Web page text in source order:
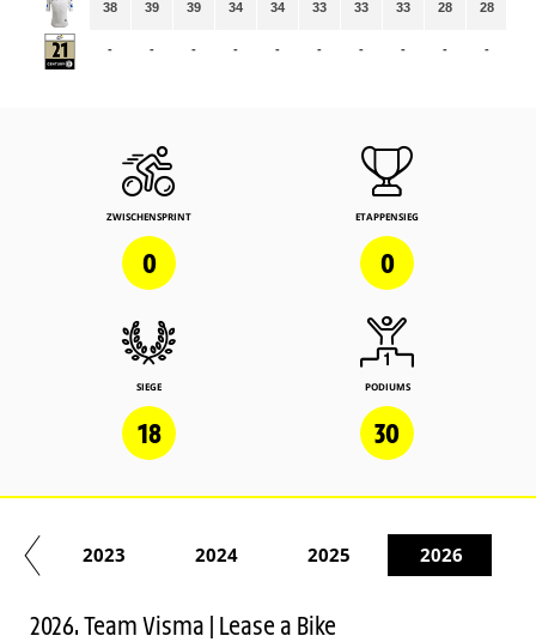
38
-
39
-
39
-
34
-
34
-
33
-
33
-
33
-
28
-
28
-
ZWISCHENSPRINT
0
ETAPPENSIEG
0
SIEGE
18
PODIUMS
30
2023 2024 2025 2026
2026. Team Visma | Lease a Bike